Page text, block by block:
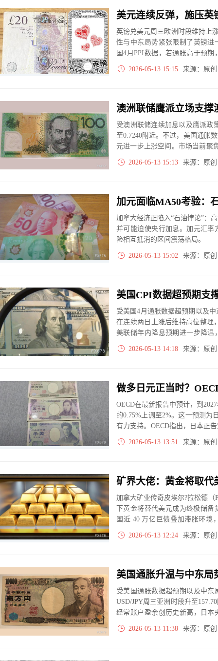
英镑兑美元周三欧洲时段维持上
性与中东局势紧张限制了英镑进
国4月PPI数据，若通胀高于预
GBP/USD仍维持温和多头结构
进一步加剧。
2026-05-13 15:15 来源：原
受澳洲联储连续加息以及鹰派政
至0.7240附近。不过，美国通胀
元进一步上涨空间。市场当前聚
以判断澳元兑美元下一阶段走势。
2026-05-13 15:13 来源：原
加元面临MA50考验：
加拿大经济正陷入“石油悖论”：
并可能迫使央行加息。加元汇率
险相互抵消的区间震荡格局。
2026-05-13 15:02 来源：原
受美国4月通胀数据超预期以及
在连续两日上涨后维持高位整理
美联储年内降息预期进一步降温
目前聚焦美国PPI数据，希望进
影响。
2026-05-13 14:18 来源：原
OECD在最新报告中预计，到
的0.75%上调至2%。这一预测为
有力支持。OECD指出，日本正
内需支撑的价格与工资同步上涨
2026-05-13 13:51 来源：原
加拿大矿业传奇皮埃尔?拉松德（
下黄金将替代美元成为终极储
国近 40 万亿巨债叠加滞胀环境
金，黄金定价权逐步转移。矿
间，同时加拿大养老基金本土配
2026-05-13 12:24 来源：原
受美国通胀数据超预期以及中
USD/JPY周三亚洲时段升至
经常账户盈余创历史新高，日本
联储维持高利率的预期仍主导汇
日本央行政策前景变化。
2026-05-13 11:38 来源：原